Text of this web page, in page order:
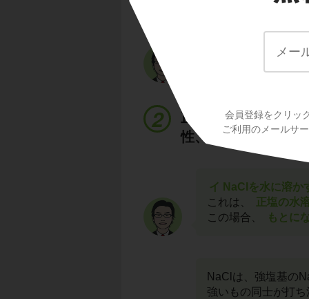
会員登録をクリッ
ご利用のメールサ
Hが残っていますよ
したがって、
正塩の水溶液は、
性、弱酸性＋強塩
イ NaClを水に溶か
これは、
正塩の水
この場合、
もとに
NaClは、強塩基の
強いもの同士が打